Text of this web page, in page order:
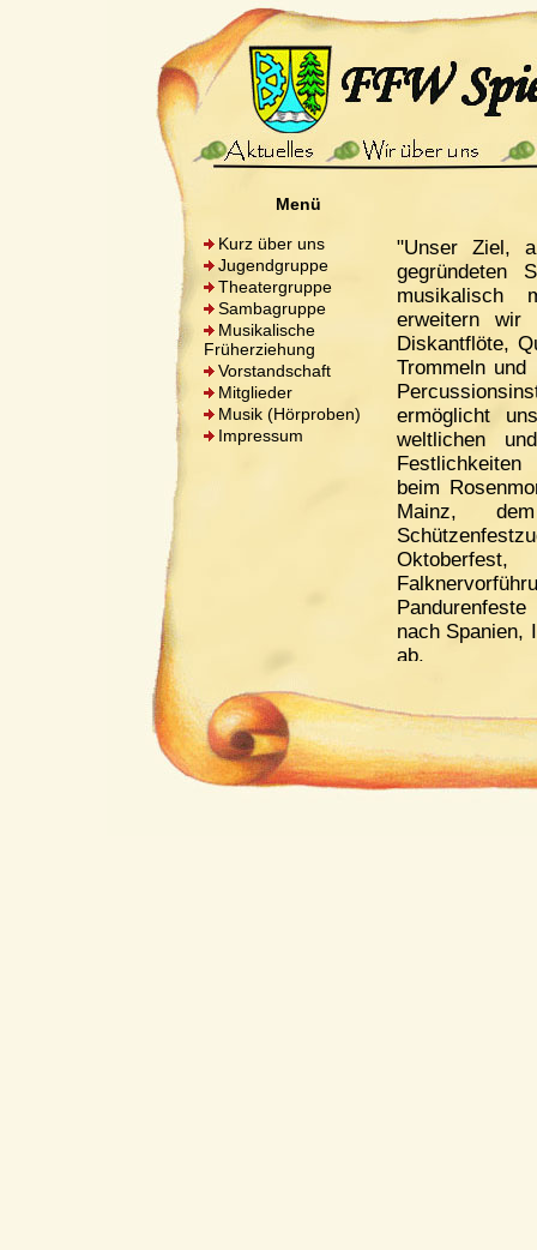
Menü
Kurz über uns
Jugendgruppe
Theatergruppe
Sambagruppe
Musikalische
Früherziehung
Vorstandschaft
Mitglieder
Musik (Hörproben)
Impressum
"Unser Ziel,
gegründeten
musikalisch
erweitern wir
Diskantflöte,
Trommeln
ermöglicht
weltlichen
Festlichkeiten
beim
Mainz,
nach Spanien,
ab.